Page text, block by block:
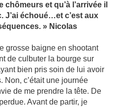
chômeurs et qu’à l’arrivée il
J’ai échoué…et c’est aux
» Nicolas
grosse baigne en shootant
de culbuter la bourge sur
bien pris soin de lui avoir
Non, c’était une journée
de me prendre la tête. De
Avant de partir, je